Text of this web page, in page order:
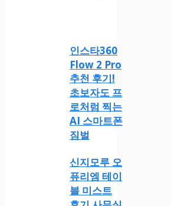
인스타360
Flow 2 Pro
추천 후기!
초보자도 프
로처럼 찍는
AI 스마트폰
짐벌
신지모루 오
퓨리엠 테이
블 미스트